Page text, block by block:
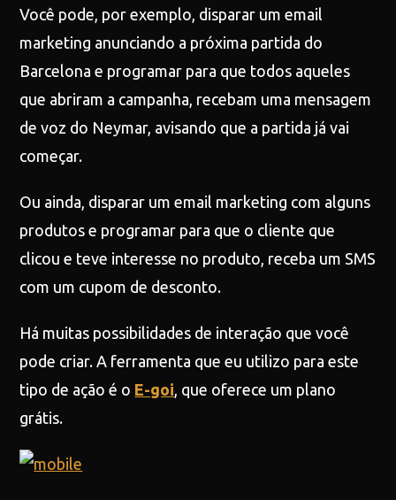
Você pode, por exemplo, disparar um email
marketing anunciando a próxima partida do
Barcelona e programar para que todos aqueles
que abriram a campanha, recebam uma mensagem
de voz do Neymar, avisando que a partida já vai
começar.
Ou ainda, disparar um email marketing com alguns
produtos e programar para que o cliente que
clicou e teve interesse no produto, receba um SMS
com um cupom de desconto.
Há muitas possibilidades de interação que você
pode criar. A ferramenta que eu utilizo para este
tipo de ação é o E-goi, que oferece um plano
grátis.